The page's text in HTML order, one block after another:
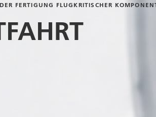
FERTIGUNG FLUGKRITISCHER